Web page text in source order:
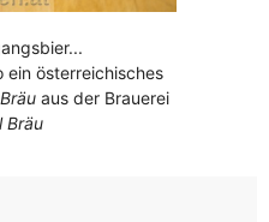
ein österreichisches
aus der Brauerei
Bräu